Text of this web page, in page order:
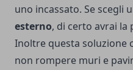
uno incassato. Se scegli
esterno, di certo avrai la
Inoltre questa soluzione
non rompere muri e